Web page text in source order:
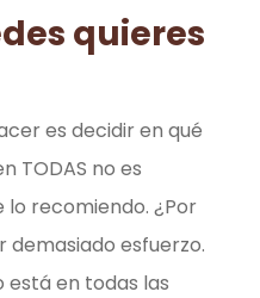
quieres
es decidir en qué
TODAS no es
recomiendo. ¿Por
demasiado esfuerzo.
está en todas las